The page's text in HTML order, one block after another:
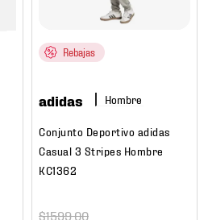
Rebajas
adidas Hombre
Conjunto Deportivo adidas
Casual 3 Stripes Hombre
KC1362
$1599.00